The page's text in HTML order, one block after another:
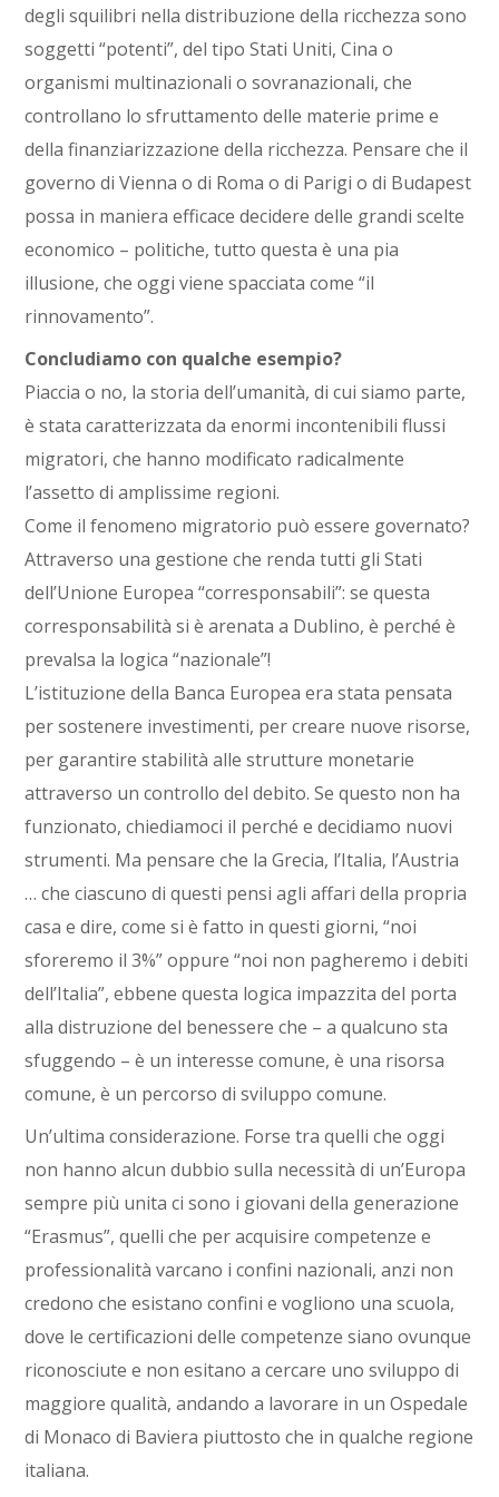
degli squilibri nella distribuzione della ricchezza sono
soggetti “potenti”, del tipo Stati Uniti, Cina o
organismi multinazionali o sovranazionali, che
controllano lo sfruttamento delle materie prime e
della finanziarizzazione della ricchezza. Pensare che il
governo di Vienna o di Roma o di Parigi o di Budapest
possa in maniera efficace decidere delle grandi scelte
economico – politiche, tutto questa è una pia
illusione, che oggi viene spacciata come “il
rinnovamento”.
Concludiamo con qualche esempio?
Piaccia o no, la storia dell’umanità, di cui siamo parte,
è stata caratterizzata da enormi incontenibili flussi
migratori, che hanno modificato radicalmente
l’assetto di amplissime regioni.
Come il fenomeno migratorio può essere governato?
Attraverso una gestione che renda tutti gli Stati
dell’Unione Europea “corresponsabili”: se questa
corresponsabilità si è arenata a Dublino, è perché è
prevalsa la logica “nazionale”!
L’istituzione della Banca Europea era stata pensata
per sostenere investimenti, per creare nuove risorse,
per garantire stabilità alle strutture monetarie
attraverso un controllo del debito. Se questo non ha
funzionato, chiediamoci il perché e decidiamo nuovi
strumenti. Ma pensare che la Grecia, l’Italia, l’Austria
… che ciascuno di questi pensi agli affari della propria
casa e dire, come si è fatto in questi giorni, “noi
sforeremo il 3%” oppure “noi non pagheremo i debiti
dell’Italia”, ebbene questa logica impazzita del porta
alla distruzione del benessere che – a qualcuno sta
sfuggendo – è un interesse comune, è una risorsa
comune, è un percorso di sviluppo comune.
Un’ultima considerazione. Forse tra quelli che oggi
non hanno alcun dubbio sulla necessità di un’Europa
sempre più unita ci sono i giovani della generazione
“Erasmus”, quelli che per acquisire competenze e
professionalità varcano i confini nazionali, anzi non
credono che esistano confini e vogliono una scuola,
dove le certificazioni delle competenze siano ovunque
riconosciute e non esitano a cercare uno sviluppo di
maggiore qualità, andando a lavorare in un Ospedale
di Monaco di Baviera piuttosto che in qualche regione
italiana.